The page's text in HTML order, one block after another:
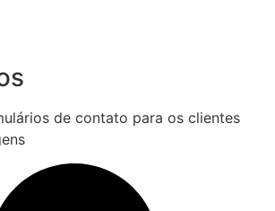
de contato para os clientes